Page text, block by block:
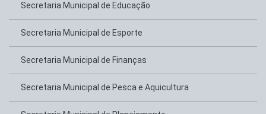
Secretaria Municipal de Educação
Secretaria Municipal de Esporte
Secretaria Municipal de Finanças
Secretaria Municipal de Pesca e Aquicultura